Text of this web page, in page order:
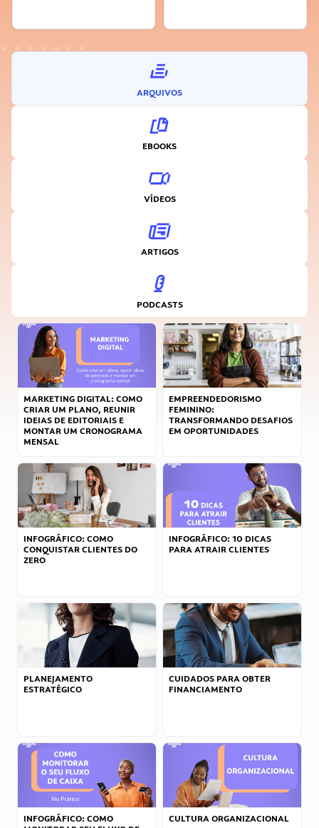
ARQUIVOS
EBOOKS
VÍDEOS
ARTIGOS
PODCASTS
MARKETING DIGITAL: COMO
CRIAR UM PLANO, REUNIR
IDEIAS DE EDITORIAIS E
MONTAR UM CRONOGRAMA
MENSAL
EMPREENDEDORISMO
FEMININO:
TRANSFORMANDO DESAFIOS
EM OPORTUNIDADES
INFOGRÁFICO: COMO
CONQUISTAR CLIENTES DO
ZERO
INFOGRÁFICO: 10 DICAS
PARA ATRAIR CLIENTES
PLANEJAMENTO
ESTRATÉGICO
CUIDADOS PARA OBTER
FINANCIAMENTO
INFOGRÁFICO: COMO
CULTURA ORGANIZACIONAL